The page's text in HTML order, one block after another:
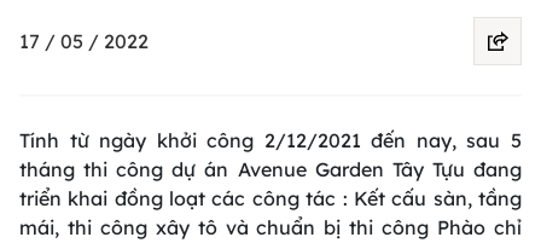
17 / 05 / 2022
Tính từ ngày khởi công 2/12/2021 đến nay, sau 5
tháng thi công dự án Avenue Garden Tây Tựu đang
triển khai đồng loạt các công tác : Kết cấu sàn, tầng
mái, thi công xây tô và chuẩn bị thi công Phào chỉ